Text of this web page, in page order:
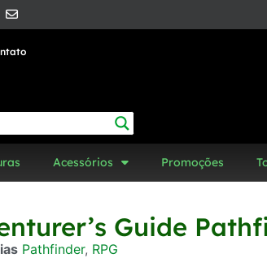
Acessórios Promoções
Guide
Pathfinder, RPG